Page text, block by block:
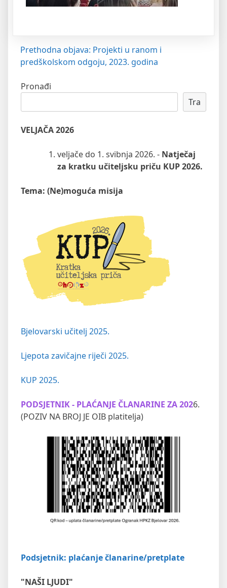
Navigacija
objava
Prethodna objava: Projekti u ranom i
predškolskom odgoju, 2023. godina
Pronađi
Tra
VELJAČA 2026
veljače do 1. svibnja 2026. - Natječaj
za kratku učiteljsku priču KUP 2026.
Tema: (Ne)moguća misija
Bjelovarski učitelj 2025.
Ljepota zavičajne riječi 2025.
KUP 2025.
PODSJETNIK - PLAĆANJE ČLANARINE ZA 2026.
(POZIV NA BROJ JE OIB platitelja)
Podsjetnik: plaćanje članarine/pretplate
"NAŠI LJUDI"